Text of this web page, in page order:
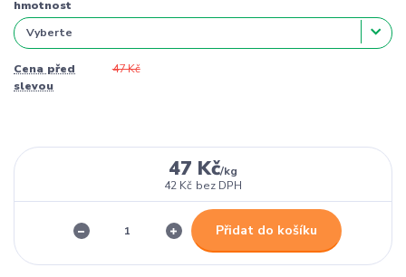
hmotnost
Cena před
slevou
47 Kč
47 Kč/kg
42 Kč bez DPH
Přidat do košíku